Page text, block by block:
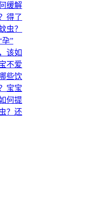
缓解
得了
虫？
”
该如
不爱
些饮
宝宝
何提
？还